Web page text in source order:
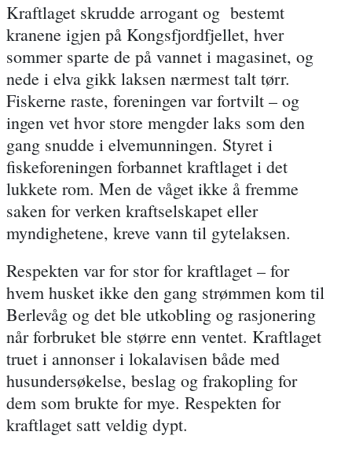
Kraftlaget skrudde arrogant og bestemt
kranene igjen på Kongsfjordfjellet, hver
sommer sparte de på vannet i magasinet, og
nede i elva gikk laksen nærmest talt tørr.
Fiskerne raste, foreningen var fortvilt – og
ingen vet hvor store mengder laks som den
gang snudde i elvemunningen. Styret i
fiskeforeningen forbannet kraftlaget i det
lukkete rom. Men de våget ikke å fremme
saken for verken kraftselskapet eller
myndighetene, kreve vann til gytelaksen.
Respekten var for stor for kraftlaget – for
hvem husket ikke den gang strømmen kom til
Berlevåg og det ble utkobling og rasjonering
når forbruket ble større enn ventet. Kraftlaget
truet i annonser i lokalavisen både med
husundersøkelse, beslag og frakopling for
dem som brukte for mye. Respekten for
kraftlaget satt veldig dypt.